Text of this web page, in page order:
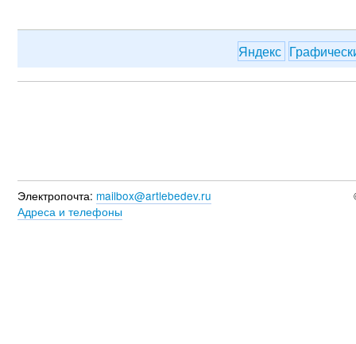
Яндекс
Электропочта: mailbox@artlebedev.ru
Адреса и телефоны